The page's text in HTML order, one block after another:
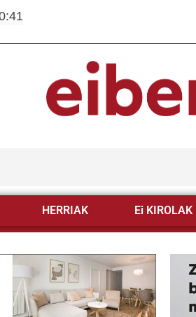
HERRIAK Ei KIROLAK